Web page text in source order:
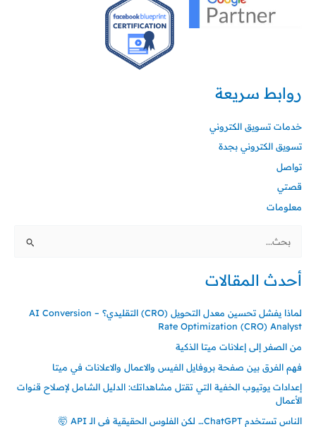
روابط سريعة
خدمات تسويق الكتروني
تسويق الكتروني بجدة
تواصل
قصتي
معلومات
البحث
أحدث المقالات
لماذا يفشل تحسين معدل التحويل (CRO) التقليدي؟ – AI Conversion
Rate Optimization (CRO) Analyst
من الصفر إلى إعلانات ميتا الذكية
فهم الفرق بين صفحة بروفايل الفيس والاعمال والاعلانات في ميتا
إعدادات يوتيوب الخفية التي تقتل مشاهداتك: الدليل الشامل لإصلاح قنوات
الأعمال
الناس تستخدم ChatGPT… لكن الفلوس الحقيقية في الـ API 🤯